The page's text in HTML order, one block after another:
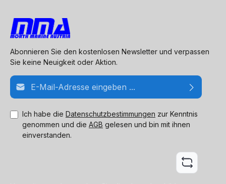
Abonnieren Sie den kostenlosen Newsletter und verpassen
Sie keine Neuigkeit oder Aktion.
E-Mail-Adresse*
Ich habe die Datenschutzbestimmungen zur Kenntnis
genommen und die AGB gelesen und bin mit ihnen
einverstanden.